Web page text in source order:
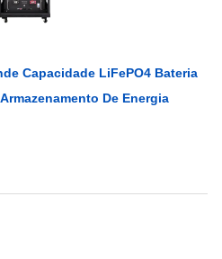
Capacidade LiFePO4 Bateria
De Energia